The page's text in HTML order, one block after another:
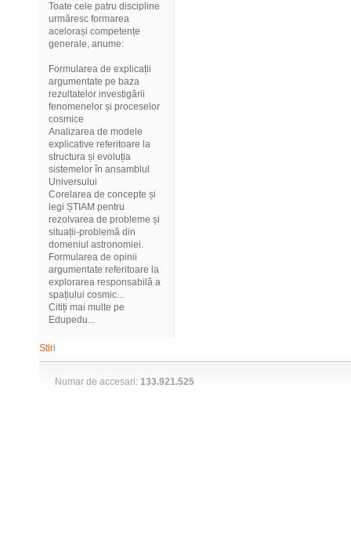
Toate cele patru discipline
urmăresc formarea
acelorași competențe
generale, anume:
Formularea de explicații
argumentate pe baza
rezultatelor investigării
fenomenelor și proceselor
cosmice
Analizarea de modele
explicative referitoare la
structura și evoluția
sistemelor în ansamblul
Universului
Corelarea de concepte și
legi ȘTIAM pentru
rezolvarea de probleme și
situații-problemă din
domeniul astronomiei.
Formularea de opinii
argumentate referitoare la
explorarea responsabilă a
spațiului cosmic...
Citiți mai multe pe
Edupedu...
Stiri
Numar de accesari: 133.921.525